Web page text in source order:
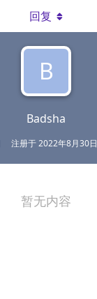
B
Badsha
注册于2022年8月30日
回复
暂无内容